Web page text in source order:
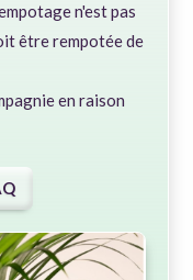
n'est pas
être rempotée de
en raison